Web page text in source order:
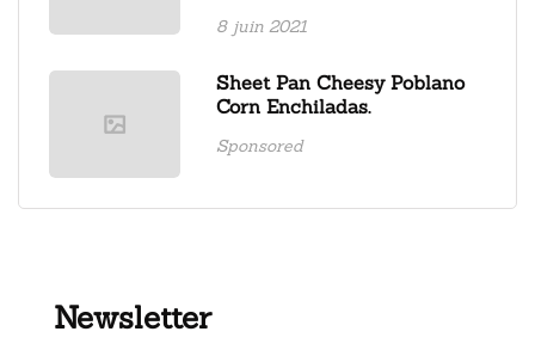
8 juin 2021
Sheet Pan Cheesy Poblano
Corn Enchiladas.
Sponsored
Newsletter